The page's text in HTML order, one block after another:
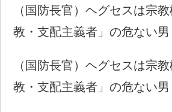
（国防長官）ヘグセスは宗
教・支配主義者」の危ない男
（国防長官）ヘグセスは宗
教・支配主義者」の危ない男